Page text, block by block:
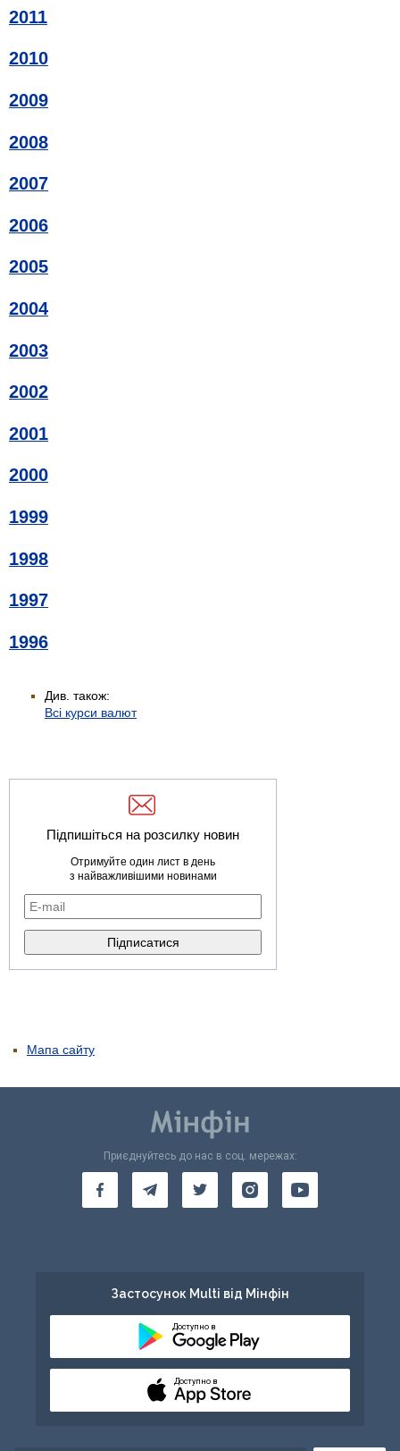
2011
2010
2009
2008
2007
2006
2005
2004
2003
2002
2001
2000
1999
1998
1997
1996
Див. також:
Всі курси валют
Підпишіться на розсилку новин
Отримуйте один лист в день
з найважливішими новинами
Мапа сайту
Приєднуйтесь до нас в соц. мережах:
Застосунок Multi від Мінфін
Доступно в
Доступно в